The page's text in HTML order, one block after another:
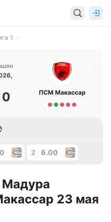
1
0 ПСМ Макассар
2 6.00
Мадура
23 мая